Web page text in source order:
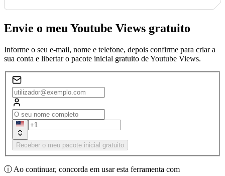
Envie o meu Youtube Views gratuito
Informe o seu e-mail, nome e telefone, depois confirme para criar a
sua conta e libertar o pacote inicial gratuito de Youtube Views.
Receber o meu pacote inicial gratuito
ⓘ Ao continuar, concorda em usar esta ferramenta com